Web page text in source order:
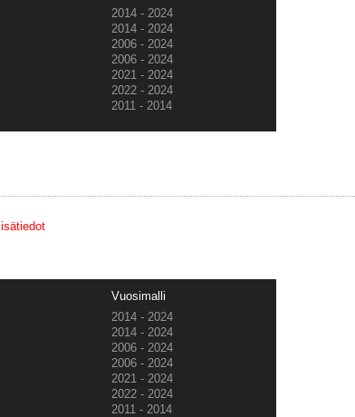
2014 - 2024
2014 - 2024
2006 - 2024
2006 - 2024
2021 - 2024
2022 - 2024
2011 - 2014
lisätiedot
Vuosimalli
2014 - 2024
2014 - 2024
2006 - 2024
2006 - 2024
2021 - 2024
2022 - 2024
2011 - 2014